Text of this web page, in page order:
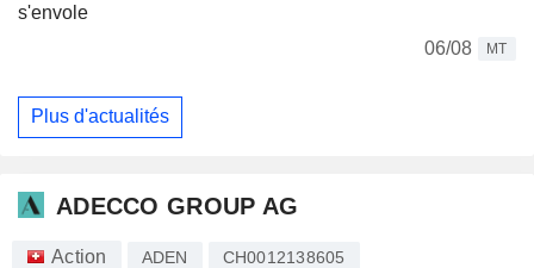
s'envole
06/08
MT
Plus d'actualités
ADECCO GROUP AG
Action ADEN CH0012138605